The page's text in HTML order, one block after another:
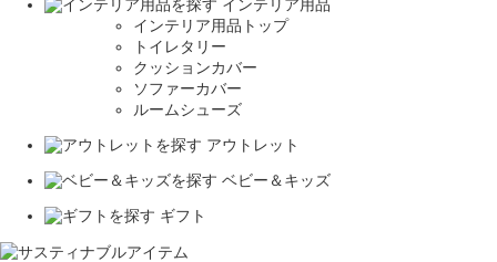
インテリア用品
インテリア用品トップ
トイレタリー
クッションカバー
ソファーカバー
ルームシューズ
アウトレット
ベビー＆キッズ
ギフト